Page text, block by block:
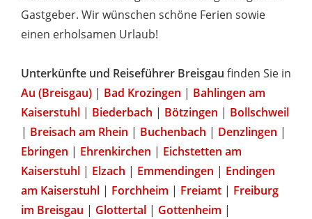
Gastgeber. Wir wünschen schöne Ferien sowie
einen erholsamen Urlaub!
Unterkünfte und Reiseführer Breisgau finden Sie in
Au (Breisgau) | Bad Krozingen | Bahlingen am
Kaiserstuhl | Biederbach | Bötzingen | Bollschweil
| Breisach am Rhein | Buchenbach | Denzlingen |
Ebringen | Ehrenkirchen | Eichstetten am
Kaiserstuhl | Elzach | Emmendingen | Endingen
am Kaiserstuhl | Forchheim | Freiamt | Freiburg
im Breisgau | Glottertal | Gottenheim |